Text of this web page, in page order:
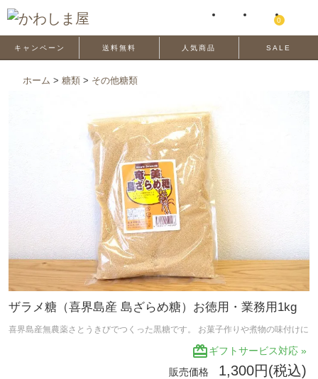
0
キャンペーン 送料無料 人気商品 SALE
ホーム > 糖類 > その他糖類
ザラメ糖（喜界島産 島ざらめ糖）お徳用・業務用1kg
喜界島産無農薬さとうきびでつくった黒糖です。 お菓子作りや煮物の味付けに
redeemギフトサービス対応 »
販売価格 1,300円(税込)